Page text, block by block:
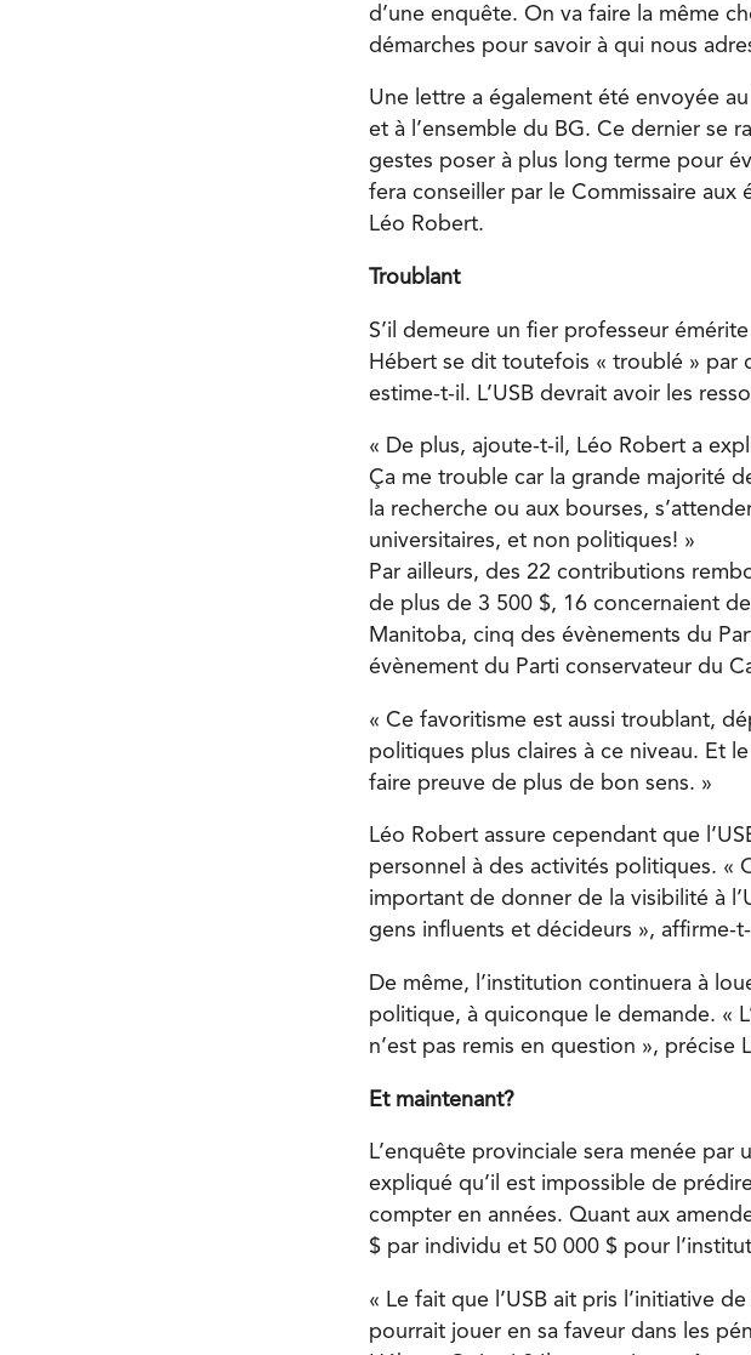
d’une enquête. On va faire la même
démarches pour savoir à qui nous
Une lettre a également été envoyée
et à l’ensemble du BG. Ce dernier se
gestes poser à plus long terme pour
fera conseiller par le Commissaire aux
Léo Robert.
Troublant
S’il demeure un fier professeur
Hébert se dit toutefois « troublé » par
estime-t-il. L’USB devrait avoir les
« De plus, ajoute-t-il, Léo Robert a
Ça me trouble car la grande majorité
la recherche ou aux bourses,
universitaires, et non politiques! »
Par ailleurs, des 22 contributions
de plus de 3 500 $, 16 concernaient
Manitoba, cinq des évènements du
évènement du Parti conservateur du
« Ce favoritisme est aussi troublant,
politiques plus claires à ce niveau. Et
faire preuve de plus de bon sens. »
Léo Robert assure cependant que
personnel à des activités politiques. «
important de donner de la visibilité à
gens influents et décideurs », affirme-
De même, l’institution continuera à
politique, à quiconque le demande. «
n’est pas remis en question », précise
Et maintenant?
L’enquête provinciale sera menée
expliqué qu’il est impossible de
compter en années. Quant aux
$ par individu et 50 000 $ pour
« Le fait que l’USB ait pris l’initiative
pourrait jouer en sa faveur dans les